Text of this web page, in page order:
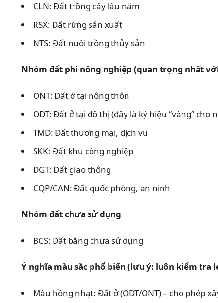
CLN: Đất trồng cây lâu năm
RSX: Đất rừng sản xuất
NTS: Đất nuôi trồng thủy sản
Nhóm đất phi nông nghiệp (quan trọng nhất
ONT: Đất ở tại nông thôn
ODT: Đất ở tại đô thị (đây là ký hiệu “vàng” cho
TMD: Đất thương mại, dịch vụ
SKK: Đất khu công nghiệp
DGT: Đất giao thông
CQP/CAN: Đất quốc phòng, an ninh
Nhóm đất chưa sử dụng
BCS: Đất bằng chưa sử dụng
Ý nghĩa màu sắc phổ biến (lưu ý: luôn kiểm tra
Màu hồng nhạt: Đất ở (ODT/ONT) – cho phép